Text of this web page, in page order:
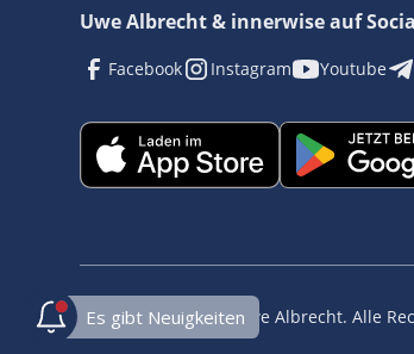
Uwe Albrecht & innerwise auf
Facebook Instagram Youtube
©2026innerwise / Uwe Albrecht. Alle